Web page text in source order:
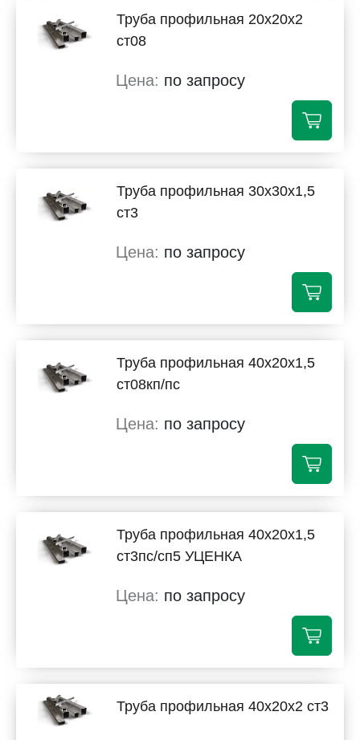
Труба профильная 20х20х2
ст08
по запросу
Труба профильная 30х30х1,5
ст3
по запросу
Труба профильная 40х20х1,5
ст08кп/пс
по запросу
Труба профильная 40х20х1,5
ст3пс/сп5 УЦЕНКА
по запросу
Труба профильная 40х20х2 ст3